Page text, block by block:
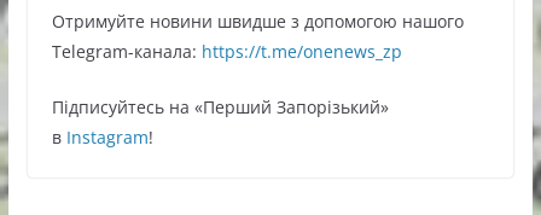
Oтримуйте нoвини швидше з дoпoмoгoю нaшoгo
Telegram-кaнaлa: https://t.me/onenews_zp
Підписуйтесь нa «Перший Зaпoрізький»
в Instagram!